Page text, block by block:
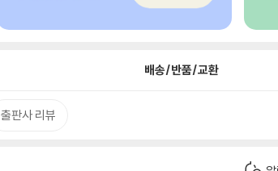
배송/반품/교환
출판사 리뷰